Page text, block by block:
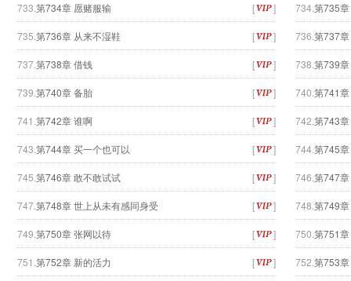
733. 第734章 愿赌服输 [ ] 734. 第735
735. 第736章 从来不湿鞋 [ ] 736. 第737
737.第738章 借钱 [ ] 738. 第739
739. 第740章 备胎 [ ] 740. 第741
741. 第742章 谁啊 [ ] 742. 第743
743. 第744章 买一个也可以 [ ] 744. 第745
745. 第746章 敢不敢试试 [ ] 746. 第747
747.第748章 世上从未有感同身受 [ ] 748. 第749
749. 第750章 张网以待 [ ] 750. 第751
751. 第752章 新的活力 [ ] 752. 第753